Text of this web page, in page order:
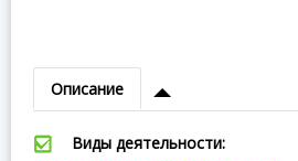
Описание
Виды деятельности: